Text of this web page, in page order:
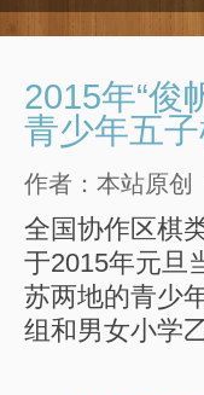
2015年“俊
青少年五
作者：本站原创
全国协作区棋
于2015年元旦
苏两地的青少
组和男女小学